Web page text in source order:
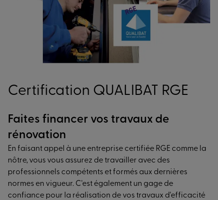
Certification QUALIBAT RGE
Faites financer vos travaux de
rénovation
En faisant appel à une entreprise certifiée RGE comme la
nôtre, vous vous assurez de travailler avec des
professionnels compétents et formés aux dernières
normes en vigueur. C'est également un gage de
confiance pour la réalisation de vos travaux d'efficacité